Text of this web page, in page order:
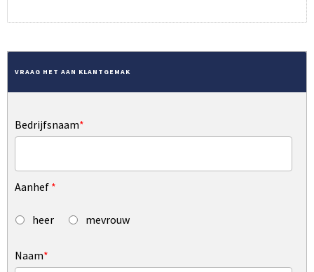
VRAAG HET AAN KLANTGEMAK
Bedrijfsnaam*
Aanhef *
heer mevrouw
Naam*